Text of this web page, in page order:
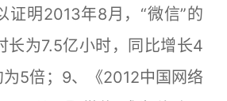
证明2013年8月，“微信”的
长为7.5亿小时，同比增长4
5倍；9、《2012中国网络